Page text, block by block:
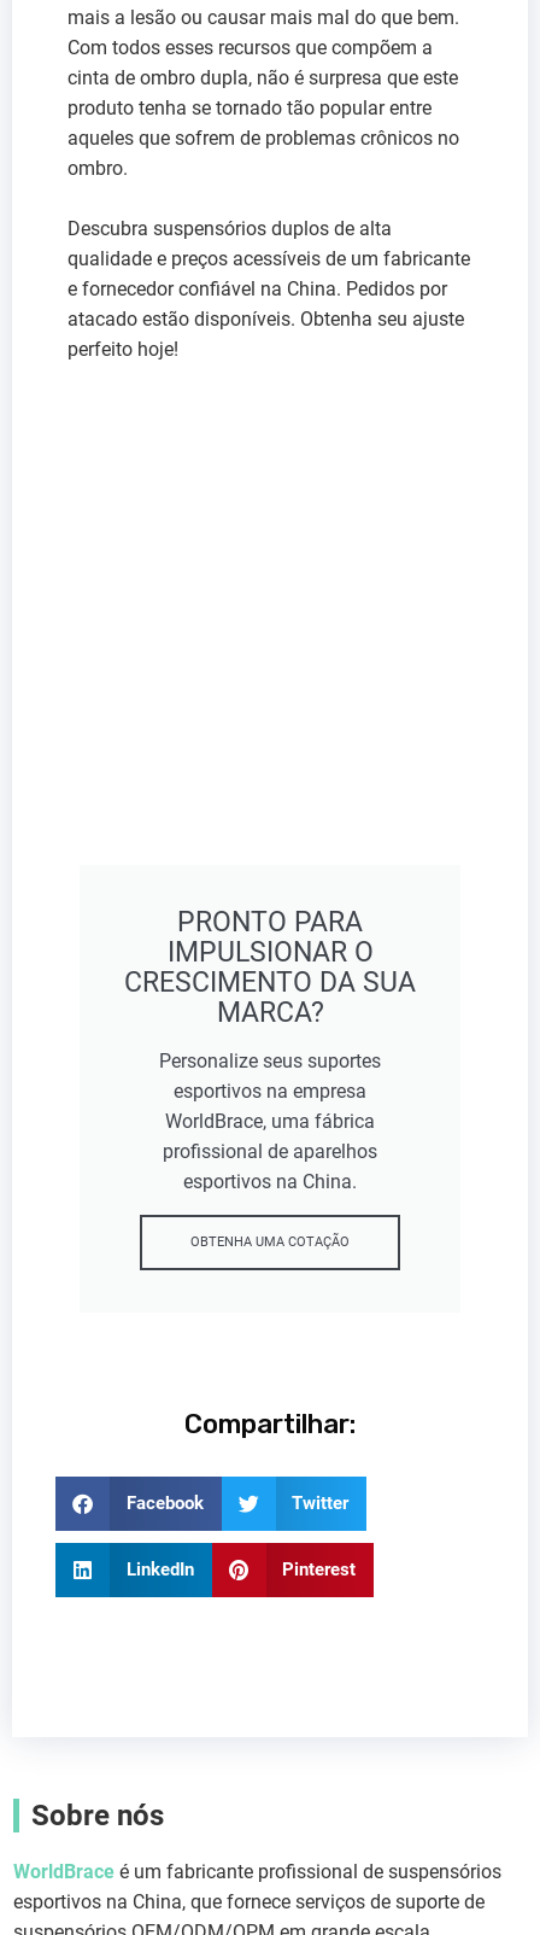
mais a lesão ou causar mais mal do que bem.
Com todos esses recursos que compõem a
cinta de ombro dupla, não é surpresa que este
produto tenha se tornado tão popular entre
aqueles que sofrem de problemas crônicos no
ombro.
Descubra suspensórios duplos de alta
qualidade e preços acessíveis de um fabricante
e fornecedor confiável na China. Pedidos por
atacado estão disponíveis. Obtenha seu ajuste
perfeito hoje!
PRONTO PARA
IMPULSIONAR O
CRESCIMENTO DA SUA
MARCA?
Personalize seus suportes
esportivos na empresa
WorldBrace, uma fábrica
profissional de aparelhos
esportivos na China.
OBTENHA UMA COTAÇÃO
Compartilhar:
Facebook Twitter
LinkedIn Pinterest
Sobre nós
WorldBrace é um fabricante profissional de suspensórios
esportivos na China, que fornece serviços de suporte de